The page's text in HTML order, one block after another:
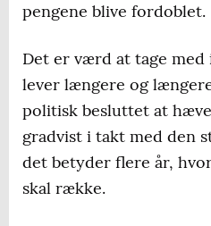
pengene blive fordoblet.
Det er værd at tage
lever længere og
politisk besluttet at
gradvist i takt med den
det betyder flere år,
skal række.